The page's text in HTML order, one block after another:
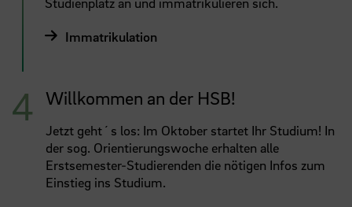
Immatrikulation
Willkommen an der HSB!
Jetzt geht´s los: Im Oktober startet Ihr Studium! In
der sog. Orientierungswoche erhalten alle
Erstsemester-Studierenden die nötigen Infos zum
Einstieg ins Studium.